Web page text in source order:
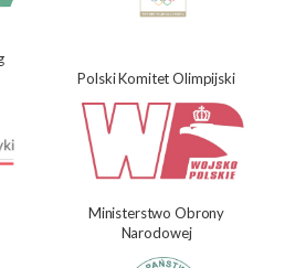
Polski Komitet Olimpijski
Ministerstwo Obrony
Narodowej